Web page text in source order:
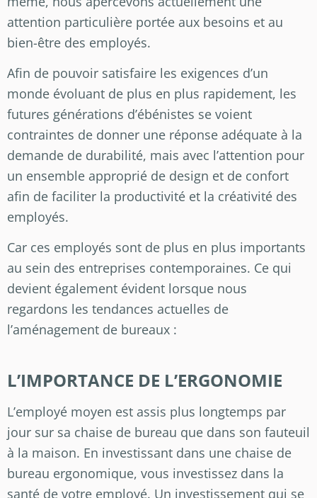
attention particulière portée aux besoins et au
bien-être des employés.
Afin de pouvoir satisfaire les exigences d’un
monde évoluant de plus en plus rapidement, les
futures générations d’ébénistes se voient
contraintes de donner une réponse adéquate à la
demande de durabilité, mais avec l’attention pour
un ensemble approprié de design et de confort
afin de faciliter la productivité et la créativité des
employés.
Car ces employés sont de plus en plus importants
au sein des entreprises contemporaines. Ce qui
devient également évident lorsque nous
regardons les tendances actuelles de
l’aménagement de bureaux :
L’IMPORTANCE DE L’ERGONOMIE
L’employé moyen est assis plus longtemps par
jour sur sa chaise de bureau que dans son fauteuil
à la maison. En investissant dans une chaise de
bureau ergonomique, vous investissez dans la
santé de votre employé. Un investissement qui se